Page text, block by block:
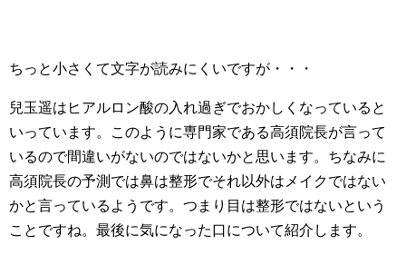
ちっと小さくて文字が読みにくいですが・・・
兒玉遥はヒアルロン酸の入れ過ぎでおかしくなっていると
いっています。このように専門家である高須院長が言って
いるので間違いがないのではないかと思います。ちなみに
高須院長の予測では鼻は整形でそれ以外はメイクではない
かと言っているようです。つまり目は整形ではないという
ことですね。最後に気になった口について紹介します。